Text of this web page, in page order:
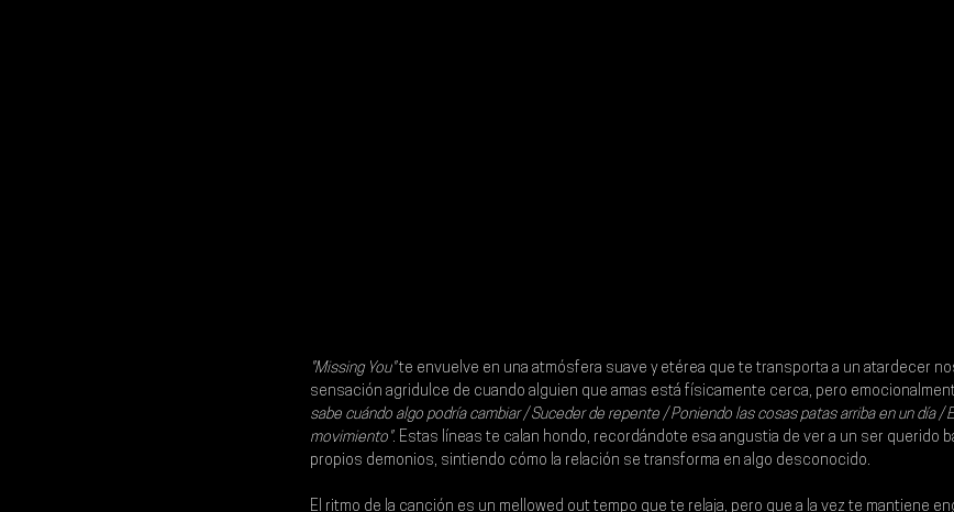
"Missing You" te envuelve en una atmósfera suave y etérea que te transporta a un atardecer
sensación agridulce de cuando alguien que amas está físicamente cerca, pero
sabe cuándo algo podría cambiar / Suceder de repente / Poniendo las cosas patas arriba en un día /
movimiento". Estas líneas te calan hondo, recordándote esa angustia de ver a un ser querido
propios demonios, sintiendo cómo la relación se transforma en algo desconocido.
El ritmo de la canción es un mellowed out tempo que te relaja, pero que a la vez te mantiene